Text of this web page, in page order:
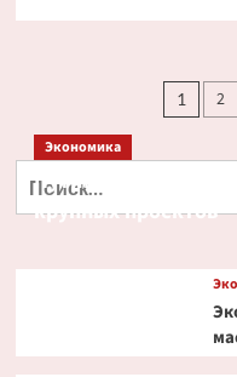
по
1 2
Экономика
Путин и Костин
крупных проектов